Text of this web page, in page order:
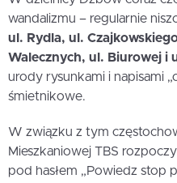
wandalizmu – regularnie
ul. Rydla, ul.
Walecznych, ul. Biurowej i
urody rysunkami i napisami
śmietnikowe.
W związku z tym
Mieszkaniowej TBS
pod hasłem „Powiedz stop